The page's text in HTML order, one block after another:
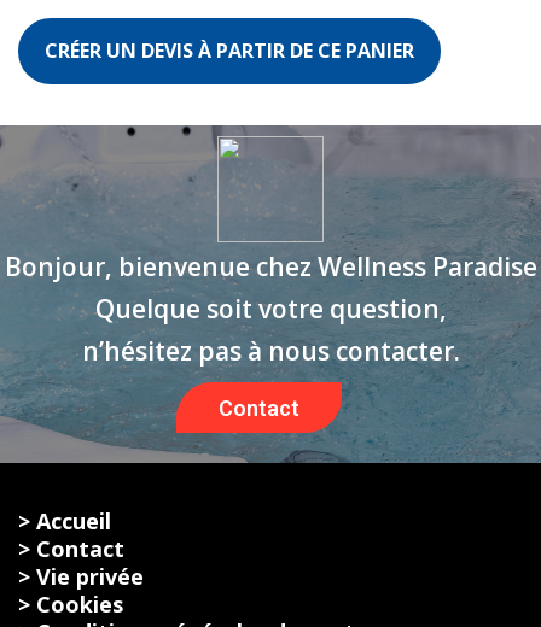
CRÉER UN DEVIS À PARTIR DE CE PANIER
Bonjour, bienvenue chez Wellness Paradise
Quelque soit votre question,
n’hésitez pas à nous contacter.
Contact
> Accueil
> Contact
> Vie privée
> Cookies